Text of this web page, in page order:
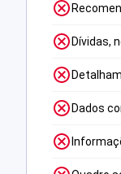
Dívidas,
Dados